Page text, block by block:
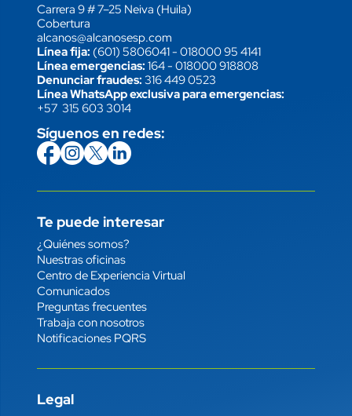
Carrera 9 # 7–25 Neiva (Huila)
Cobertura
alcanos@alcanosesp.com
Línea fija: (601) 5806041-018000 95 4141
Línea emergencias: 164-018000 918808
Denunciar fraudes: 316 449 0523
Línea WhatsApp exclusiva para emergencias:
+57 315 603 3014
Síguenos en redes:
icon
Imagen
link icon
Imagen
link icon
Imagen
link icon
Imagen
link
Te puede interesar
Enlace
¿Quiénes somos?
Nuestras oficinas
Centro de Experiencia Virtual
Comunicados
Preguntas frecuentes
Trabaja con nosotros
Notificaciones PQRS
Legal